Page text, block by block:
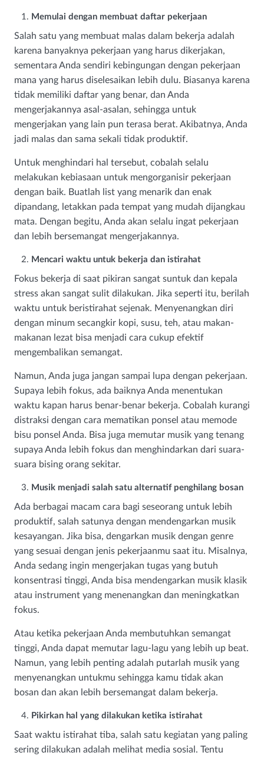
Memulai dengan membuat daftar pekerjaan
Salah satu yang membuat malas dalam bekerja adalah
karena banyaknya pekerjaan yang harus dikerjakan,
sementara Anda sendiri kebingungan dengan pekerjaan
mana yang harus diselesaikan lebih dulu. Biasanya karena
tidak memiliki daftar yang benar, dan Anda
mengerjakannya asal-asalan, sehingga untuk
mengerjakan yang lain pun terasa berat. Akibatnya, Anda
jadi malas dan sama sekali tidak produktif.
Untuk menghindari hal tersebut, cobalah selalu
melakukan kebiasaan untuk mengorganisir pekerjaan
dengan baik. Buatlah list yang menarik dan enak
dipandang, letakkan pada tempat yang mudah dijangkau
mata. Dengan begitu, Anda akan selalu ingat pekerjaan
dan lebih bersemangat mengerjakannya.
Mencari waktu untuk bekerja dan istirahat
Fokus bekerja di saat pikiran sangat suntuk dan kepala
stress akan sangat sulit dilakukan. Jika seperti itu, berilah
waktu untuk beristirahat sejenak. Menyenangkan diri
dengan minum secangkir kopi, susu, teh, atau makan-
makanan lezat bisa menjadi cara cukup efektif
mengembalikan semangat.
Namun, Anda juga jangan sampai lupa dengan pekerjaan.
Supaya lebih fokus, ada baiknya Anda menentukan
waktu kapan harus benar-benar bekerja. Cobalah kurangi
distraksi dengan cara mematikan ponsel atau memode
bisu ponsel Anda. Bisa juga memutar musik yang tenang
supaya Anda lebih fokus dan menghindarkan dari suara-
suara bising orang sekitar.
Musik menjadi salah satu alternatif penghilang bosan
Ada berbagai macam cara bagi seseorang untuk lebih
produktif, salah satunya dengan mendengarkan musik
kesayangan. Jika bisa, dengarkan musik dengan genre
yang sesuai dengan jenis pekerjaanmu saat itu. Misalnya,
Anda sedang ingin mengerjakan tugas yang butuh
konsentrasi tinggi, Anda bisa mendengarkan musik klasik
atau instrument yang menenangkan dan meningkatkan
fokus.
Atau ketika pekerjaan Anda membutuhkan semangat
tinggi, Anda dapat memutar lagu-lagu yang lebih up beat.
Namun, yang lebih penting adalah putarlah musik yang
menyenangkan untukmu sehingga kamu tidak akan
bosan dan akan lebih bersemangat dalam bekerja.
Pikirkan hal yang dilakukan ketika istirahat
Saat waktu istirahat tiba, salah satu kegiatan yang paling
sering dilakukan adalah melihat media sosial. Tentu